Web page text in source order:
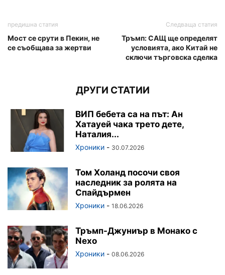
предишна статия
Мост се срути в Пекин, не
се съобщава за жертви
Следваща статия
Тръмп: САЩ ще определят
условията, ако Китай не
сключи търговска сделка
ДРУГИ СТАТИИ
ВИП бебета са на път: Ан
Хатауей чака трето дете,
Наталия...
Хроники - 30.07.2026
Том Холанд посочи своя
наследник за ролята на
Спайдърмен
Хроники - 18.06.2026
Тръмп-Джуниър в Монако с
Nexo
Хроники - 08.06.2026